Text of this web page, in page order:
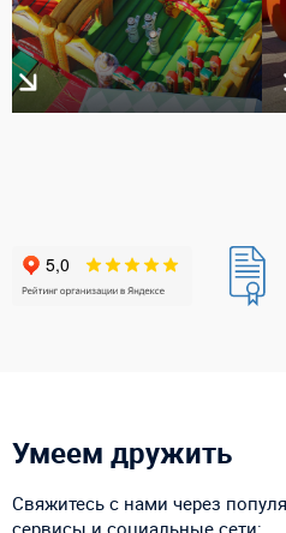
Умеем дружить
Свяжитесь с нами через